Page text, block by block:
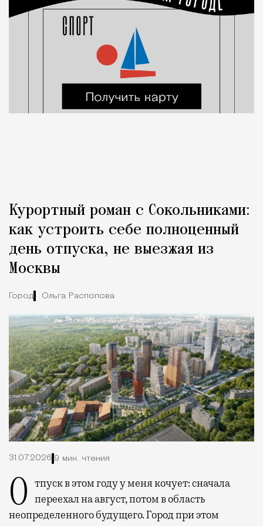
Курортный роман с Сокольниками:
как устроить себе полноценный
день отпуска, не выезжая из
Москвы
Город Ольга Распопова
31.07.2026 9 мин. чтения
Отпуск в этом году у меня кочует: сначала переехал на август, потом в область
неопределенного будущего. Город при этом